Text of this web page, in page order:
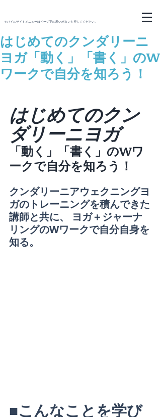
モバイルサイトメニューはページ下の黒いボタンを押してください。
はじめてのクンダリーニ
ヨガ「動く」「書く」のW
ワークで自分を知ろう！
はじめてのクン
ダリーニヨガ
「動く」「書く」のWワ
ークで自分を知ろう！
クンダリーニアウェクニングヨ
ガのトレーニングを積んできた
講師と共に、 ヨガ＋ジャーナ
リングのWワークで自分自身を
知る。
■こんなことを学び